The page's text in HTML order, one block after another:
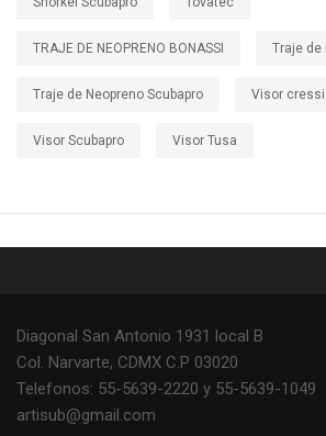
TRAJE DE NEOPRENO BONASSI Traje de
Traje de Neopreno Scubapro Visor cressi
Visor Scubapro Visor Tusa
Diagonal San Antonio 1931 local B
Col. Narvarte, CDMX C.P 03020
Telefonos: 55-5639-2220 y 55-5639-1049
artisub@gmail.com